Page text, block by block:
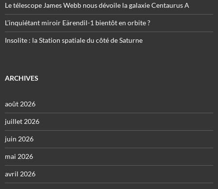
Le télescope James Webb nous dévoile la galaxie Centaurus A
L’inquiétant miroir Eärendil-1 bientôt en orbite ?
Insolite : la Station spatiale du côté de Saturne
ARCHIVES
août 2026
juillet 2026
juin 2026
mai 2026
avril 2026